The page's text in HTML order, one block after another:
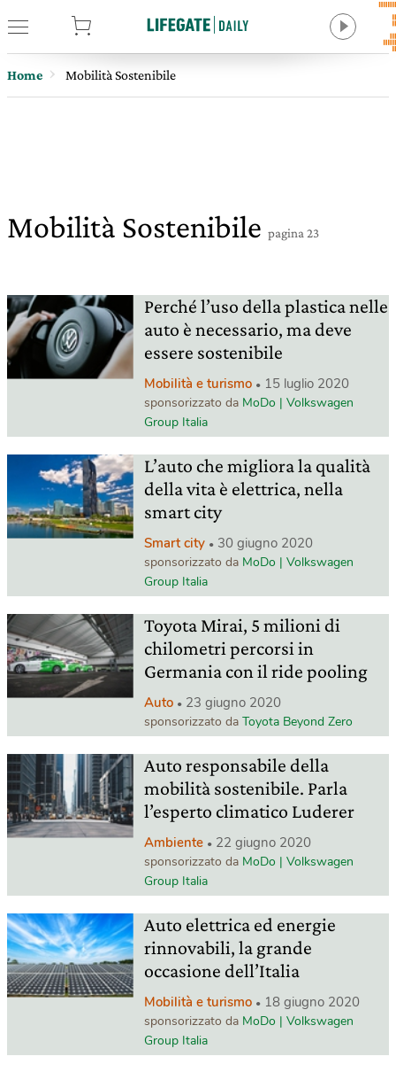
Home Mobilità Sostenibile
Mobilità Sostenibile pagina 23
Perché l’uso della plastica nelle
auto è necessario, ma deve
essere sostenibile
Mobilità e turismo 15 luglio 2020
sponsorizzato da MoDo | Volkswagen
Group Italia
L’auto che migliora la qualità
della vita è elettrica, nella
smart city
Smart city 30 giugno 2020
sponsorizzato da MoDo | Volkswagen
Group Italia
Toyota Mirai, 5 milioni di
chilometri percorsi in
Germania con il ride pooling
Auto 23 giugno 2020
sponsorizzato da Toyota Beyond Zero
Auto responsabile della
mobilità sostenibile. Parla
l’esperto climatico Luderer
Ambiente 22 giugno 2020
sponsorizzato da MoDo | Volkswagen
Group Italia
Auto elettrica ed energie
rinnovabili, la grande
occasione dell’Italia
Mobilità e turismo 18 giugno 2020
sponsorizzato da MoDo | Volkswagen
Group Italia